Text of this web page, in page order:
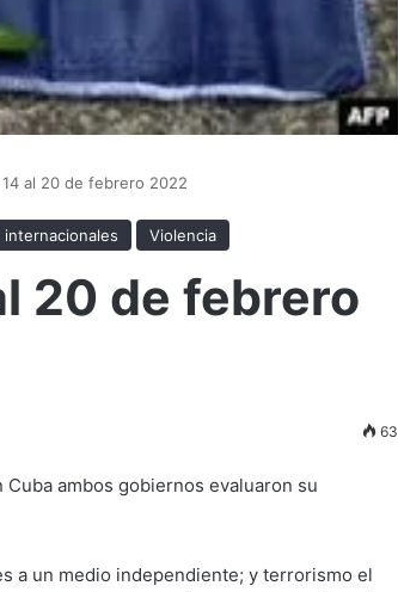
al 20 de febrero 2022
internacionales Violencia
20 de febrero
63
Cuba ambos gobiernos evaluaron su
a un medio independiente; y terrorismo el